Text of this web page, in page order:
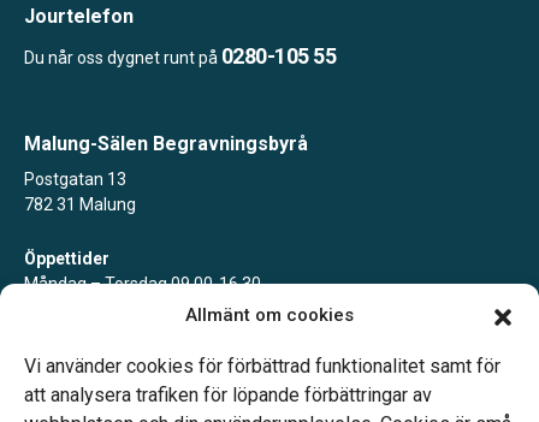
Allmänt om cookies
Vi använder cookies för förbättrad funktionalitet samt för
att analysera trafiken för löpande förbättringar av
Jourtelefon
Du når oss dygnet runt på 0280-105 55
Malung-Sälen Begravningsbyrå
Postgatan 13
782 31 Malung
Öppettider
Måndag – Torsdag 09.00-16.30
Övriga tider enligt överenskommelse